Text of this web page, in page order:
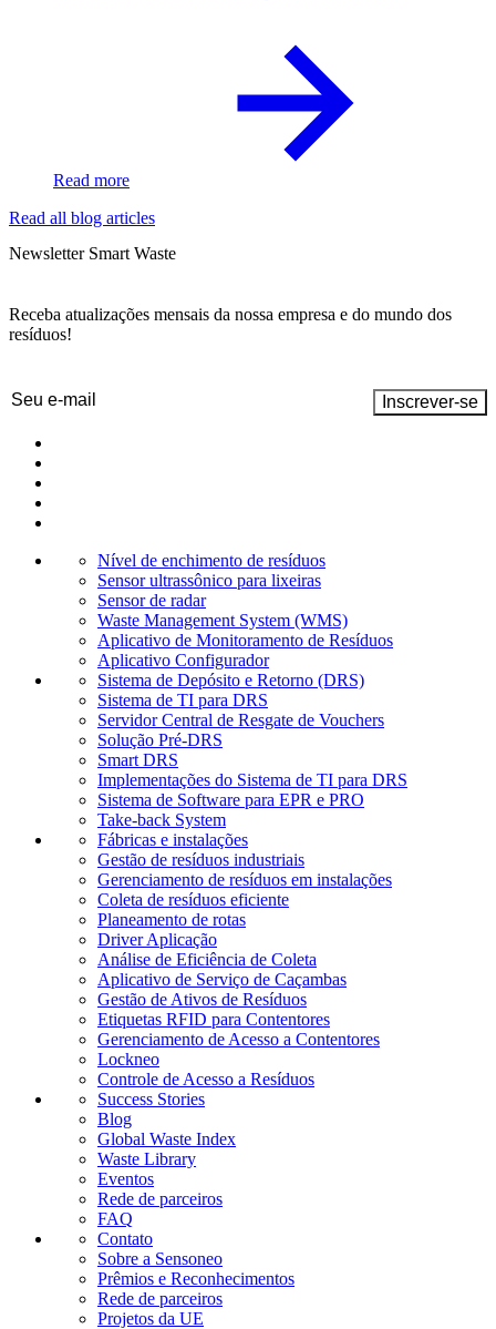
Read more
Read all blog articles
Newsletter Smart Waste
Receba atualizações mensais da nossa empresa e do mundo dos
resíduos!
Email(obrigatório)
Nível de enchimento de resíduos
Sensor ultrassônico para lixeiras
Sensor de radar
Waste Management System (WMS)
Aplicativo de Monitoramento de Resíduos
Aplicativo Configurador
Sistema de Depósito e Retorno (DRS)
Sistema de TI para DRS
Servidor Central de Resgate de Vouchers
Solução Pré-DRS
Smart DRS
Implementações do Sistema de TI para DRS
Sistema de Software para EPR e PRO
Take-back System
Fábricas e instalações
Gestão de resíduos industriais
Gerenciamento de resíduos em instalações
Coleta de resíduos eficiente
Planeamento de rotas
Driver Aplicação
Análise de Eficiência de Coleta
Aplicativo de Serviço de Caçambas
Gestão de Ativos de Resíduos
Etiquetas RFID para Contentores
Gerenciamento de Acesso a Contentores
Lockneo
Controle de Acesso a Resíduos
Success Stories
Blog
Global Waste Index
Waste Library
Eventos
Rede de parceiros
FAQ
Contato
Sobre a Sensoneo
Prêmios e Reconhecimentos
Rede de parceiros
Projetos da UE